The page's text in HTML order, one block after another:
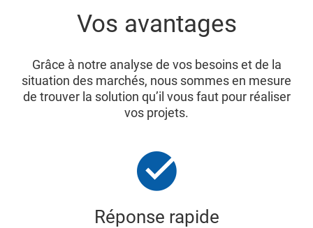
Vos avantages
Grâce à notre analyse de vos besoins et de la
situation des marchés, nous sommes en mesure
de trouver la solution qu’il vous faut pour réaliser
vos projets.
Réponse rapide